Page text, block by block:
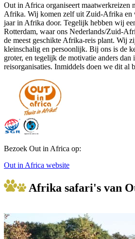
Out in Africa organiseert maatwerkreizen
Afrika. Wij komen zelf uit Zuid-Afrika en
jaar in Afrika door. Tegelijk hebben wij
Rotterdam, waar ons Nederlands/Zuid-
de meest geschikte Afrika-reis plant. Wij
kleinschalig en persoonlijk. Bij ons is de
groter, en tegelijk de motivatie anders dan
reisorganisaties. Inmiddels doen we dit al
Bezoek Out in Africa op:
Out in Africa website
Afrika safari's van